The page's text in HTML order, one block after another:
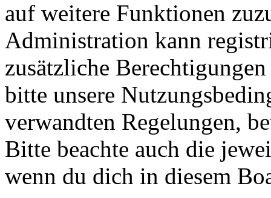
auf weitere Funktionen
Administration kann
zusätzliche
bitte unsere
verwandten Regelungen,
Bitte beachte auch die
wenn du dich in diesem